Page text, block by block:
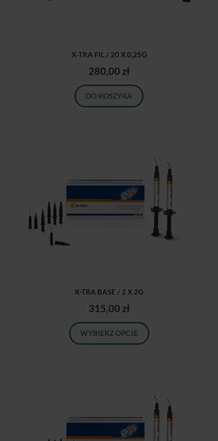
X-TRA FIL / 20 X 0,25G
280,00 zł
DO KOSZYKA
X-TRA BASE / 2 X 2G
315,00 zł
WYBIERZ OPCJE